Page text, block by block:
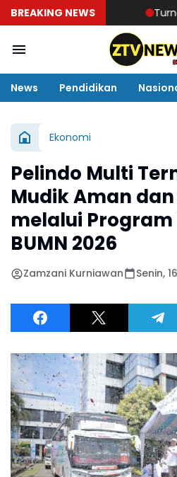
BREAKING NEWS Turnamen
News Pendidikan
Ekonomi
Pelindo Multi
Mudik Aman
melalui
BUMN 2026
Zamzani Kurniawan Senin,